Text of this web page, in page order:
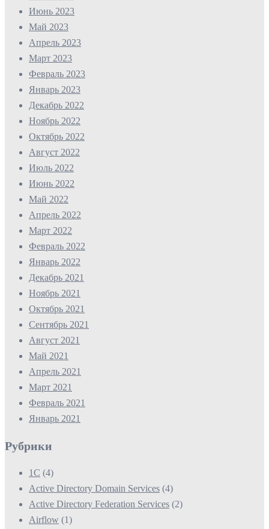
Июнь 2023
Май 2023
Апрель 2023
Март 2023
Февраль 2023
Январь 2023
Декабрь 2022
Ноябрь 2022
Октябрь 2022
Август 2022
Июль 2022
Июнь 2022
Май 2022
Апрель 2022
Март 2022
Февраль 2022
Январь 2022
Декабрь 2021
Ноябрь 2021
Октябрь 2021
Сентябрь 2021
Август 2021
Май 2021
Апрель 2021
Март 2021
Февраль 2021
Январь 2021
Рубрики
1С (4)
Active Directory Domain Services (4)
Active Directory Federation Services (2)
Airflow (1)